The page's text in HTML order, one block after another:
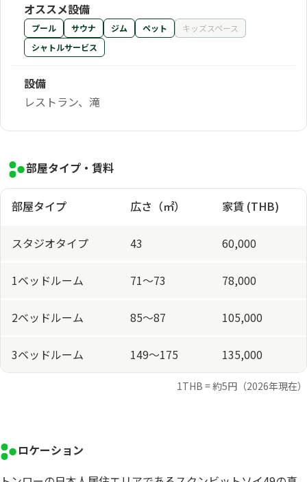
オススメ設備
プール サウナ ジム ペット
キッズスペース
シャトルサービス
設備
レストラン、滝
部屋タイプ・賃料
部屋タイプ 広さ（㎡） 家賃 (THB)
スタジオタイプ 43 60,000
1ベッドルーム 71〜73 78,000
2ベッドルーム 85〜87 105,000
3ベッドルーム 149〜175 135,000
1THB = 約5円（2026年現在）
ロケーション